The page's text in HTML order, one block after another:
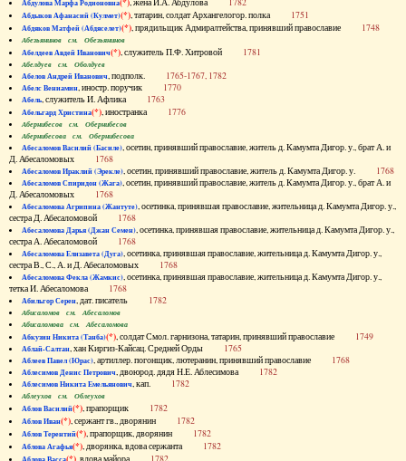
Абдулова Марфа Родионовна , жена И.А. Абдулова 1782
Абдыков Афанасий (Кулмет)(*), татарин, солдат Архангелогор. полка 1751
Абдяков Матфей (Абдяселет)(*), прядильщик Адмиралтейства, принявший православие 1748
Абезьянинов см. Обезьянинов
Абелдеев Авдей Иванович(*), служитель П.Ф. Хитровой 1781
Абелдуев см. Оболдуев
Абелов Андрей Иванович, подполк. 1765-1767, 1782
Абелс Вениамин, иностр. поручик 1770
Абель, служитель И. Афлика 1763
Абельгард Христина(*), иностранка 1776
Абернибесов см. Обернибесов
Абернибесова см. Обернибесова
Абесаломов Василий (Басиле), осетин, принявший православие, житель д. Камумта Дигор. у., брат А. и
Д. Абесаломовых 1768
Абесаломов Ираклий (Эрекле), осетин, принявший православие, житель д. Камумта Дигор. у. 1768
Абесаломов Спиридон (Жага), осетин, принявший православие, житель д. Камумта Дигор. у., брат А. и
Д. Абесаломовых 1768
Абесаломова Агрипина (Жантуте), осетинка, принявшая православие, жительница д. Камумта Дигор. у.,
сестра Д. Абесаломовой 1768
Абесаломова Дарья (Джан Семен), осетинка, принявшая православие, жительница д. Камумта Дигор. у.,
сестра А. Абесаломовой 1768
Абесаломова Елизавета (Дуга), осетинка, принявшая православие, жительница д. Камумта Дигор. у.,
сестра В., С., А. и Д. Абесаломовых 1768
Абесаломова Фекла (Жамкис), осетинка, принявшая православие, жительница д. Камумта Дигор. у.,
тетка И. Абесаломова 1768
Абильгор Серен, дат. писатель 1782
Абисаломов см. Абесаломов
Абисаломова см. Абесаломова
Абкузин Никита (Танба)(*), солдат Смол. гарнизона, татарин, принявший православие 1749
Аблай-Салтан, хан Киргиз-Кайсац. Средней Орды 1765
Аблеев Павел (Юрас), артиллер. погонщик, лютеранин, принявший православие 1768
Аблесимов Денис Петрович, двоюрод. дядя Н.Е. Аблесимова 1782
Аблесимов Никита Емельянович, кап. 1782
Аблеухов см. Облеухов
Аблов Василий(*), прапорщик 1782
Аблов Иван(*), сержант гв., дворянин 1782
Аблов Терентий(*), прапорщик, дворянин 1782
Аблова Агафья(*), дворянка, вдова сержанта 1782